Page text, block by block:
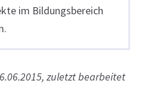
im Bildungsbereich
zuletzt bearbeitet